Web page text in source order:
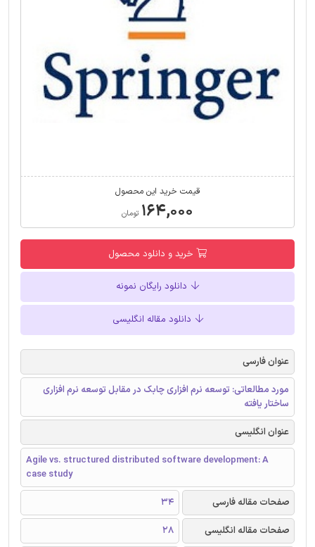
قیمت خرید این محصول
۱۶۴,۰۰۰ تومان
خرید و دانلود محصول
دانلود رایگان نمونه
دانلود مقاله انگلیسی
عنوان فارسی
مورد مطالعاتی: توسعه نرم افزاری چابک در مقابل توسعه نرم افزاری
ساختار یافته
عنوان انگلیسی
Agile vs. structured distributed software development: A
case study
صفحات مقاله فارسی
34
صفحات مقاله انگلیسی
28